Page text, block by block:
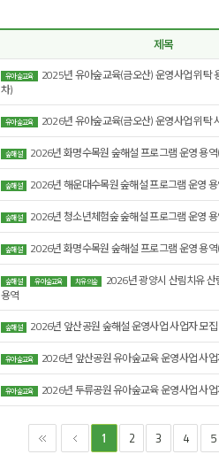
제목
유아숲교육
2025년 유아숲교육(금오산) 운영사업 위탁
차)
유아숲교육 2026년 유아숲교육(금오산) 운영사업 위탁
숲해설 2026년 화명수목원 숲해설 프로그램 운영 용
숲해설 2026년 해운대수목원 숲해설 프로그램 운영
숲해설 2026년 청소년체험숲 숲해설 프로그램 운영
숲해설 2026년 화명수목원 숲해설 프로그램 운영 용
숲해설 유아숲교육 치유의숲
2026년 광양시 산림치유
용역
숲해설 2026년 앞산공원 숲해설 운영사업 사업자 모
유아숲교육 2026년 앞산공원 유아숲교육 운영사업 사
유아숲교육 2026년 두류공원 유아숲교육 운영사업 사
1 2 3 4 5